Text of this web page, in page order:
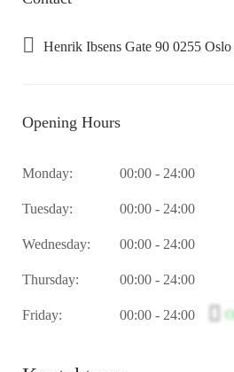
og alt av offentlig transport.
Henrik Ibsens Gate 90 0255 Oslo
Opening Hours
Monday: 00:00 - 24:00
Tuesday: 00:00 - 24:00
Wednesday: 00:00 - 24:00
Thursday: 00:00 - 24:00
Friday: 00:00 - 24:00